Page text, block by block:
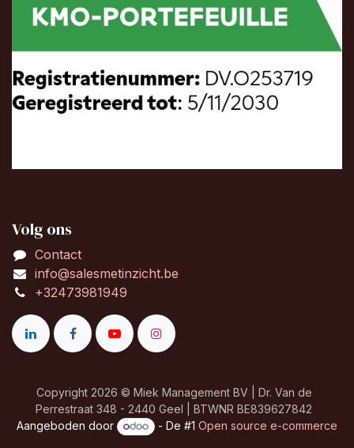
Volg ons
Contact
info@salesmetinzicht.be
+32473981949
Copyright 2026 © Miek Management BV | Dr. Van de
Perrestraat 348 - 2440 Geel | BTWNR BE839627842
Aangeboden door
- De #1Open source e-commerce